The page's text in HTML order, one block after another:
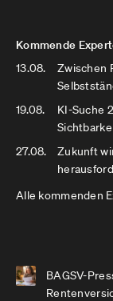
Kommende
13.08.
Zwischen
19.08.
KI-Suche
27.08.
Zukunft
Alle kommenden
BAGSV-